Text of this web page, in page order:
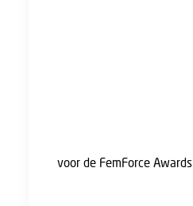
voor de FemForce Awards